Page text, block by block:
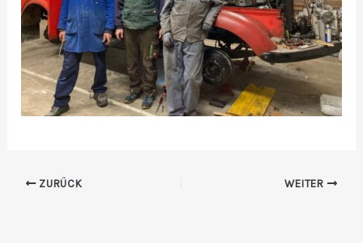
ZURÜCK WEITER